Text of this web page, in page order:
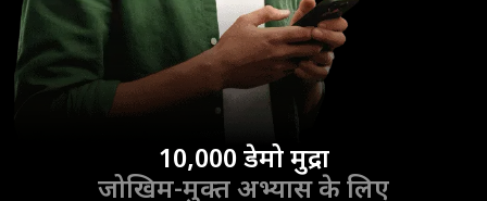
10,000 डेमो मुद्रा
जोखिम-मुक्त अभ्यास के लिए